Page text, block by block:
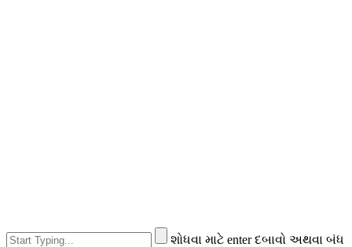
શોધવા માટે enter દબાવો અથવા બંધ